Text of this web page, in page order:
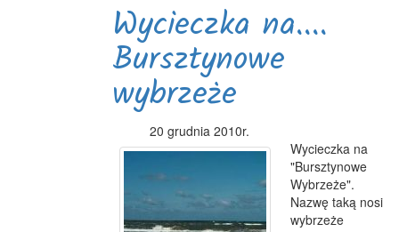
Wycieczka na....
Bursztynowe
wybrzeże
20 grudnia 2010r.
Wycieczka na
"Bursztynowe
Wybrzeże".
Nazwę taką nosi
wybrzeże